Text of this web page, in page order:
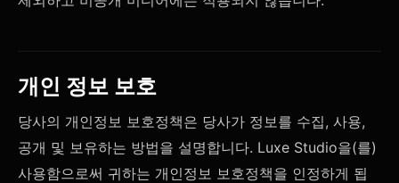
개인 정보 보호
당사의 개인정보 보호정책은 당사가 정보를 수집, 사용,
공개 및 보유하는 방법을 설명합니다. Luxe Studio을(를)
사용함으로써 귀하는 개인정보 보호정책을 인정하게 됩